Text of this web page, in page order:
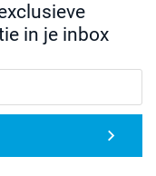
in je inbox